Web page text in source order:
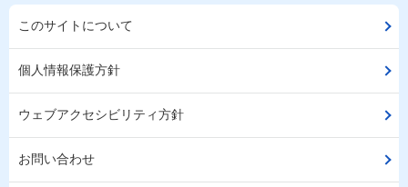
このサイトについて
個人情報保護方針
ウェブアクセシビリティ方針
お問い合わせ